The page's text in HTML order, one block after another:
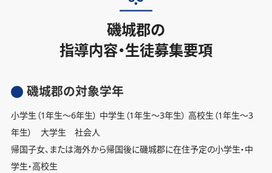
磯城郡の
指導内容・生徒募集要項
磯城郡の対象学年
小学生（1年生〜6年生） 中学生（1年生〜3年生） 高校生（1年生〜3
年生） 大学生 社会人
帰国子女、または海外から帰国後に磯城郡に在住予定の小学生・中
学生・高校生